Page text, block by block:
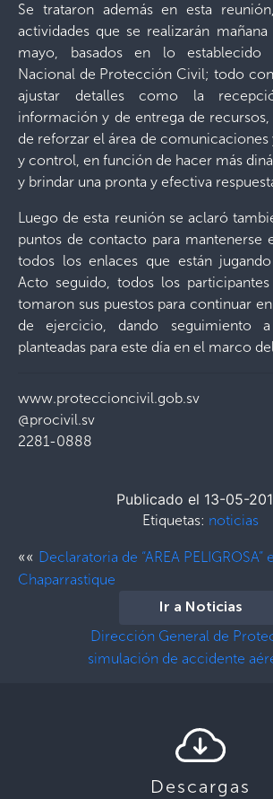
Se trataron además en esta
actividades que se realizarán
mayo, basados en lo
Nacional de Protección Civil; todo
ajustar detalles como la
información y de entrega de
de reforzar el área de comunicaciones
y control, en función de hacer más
y brindar una pronta y efectiva
Luego de esta reunión se aclaró
puntos de contacto para mantenerse
todos los enlaces que están
Acto seguido, todos los
tomaron sus puestos para continuar
de ejercicio, dando seguimiento
planteadas para este día en el marco
www.proteccioncivil.gob.sv
@procivil.sv
2281-0888
Publicado el 13-05-
Etiquetas: noticias
«« Declaratoria de “AREA PELIGROSA”
Chaparrastique
Ir a Noticias
Dirección General de
simulación de accidente
Descargas